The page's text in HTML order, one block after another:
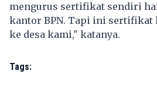
mengurus sertifikat sendiri
kantor BPN. Tapi ini sertifikat
ke desa kami," katanya.
Tags: